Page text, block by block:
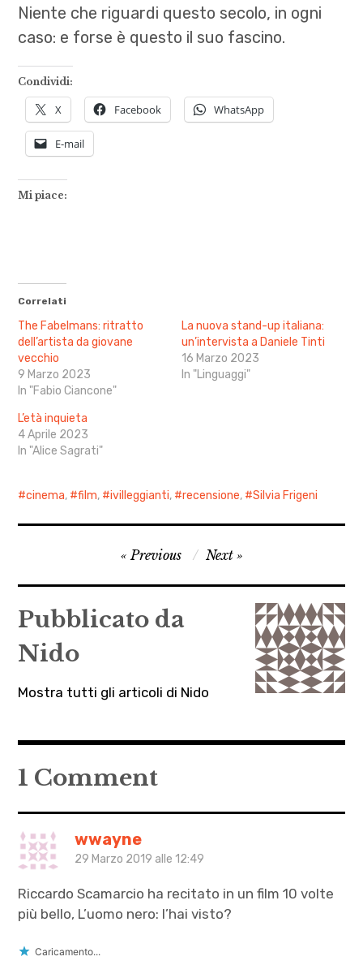
Niente che riguardi questo secolo, in ogni
caso: e forse è questo il suo fascino.
Condividi:
X Facebook WhatsApp
E-mail
Mi piace:
Correlati
The Fabelmans: ritratto
dell’artista da giovane
vecchio
9 Marzo 2023
In "Fabio Ciancone"
La nuova stand-up italiana:
un’intervista a Daniele Tinti
16 Marzo 2023
In "Linguaggi"
L’età inquieta
4 Aprile 2023
In "Alice Sagrati"
cinema, film, ivilleggianti, recensione, Silvia Frigeni
Navigazione
articoli
Previous Next
Pubblicato da
Nido
Mostra tutti gli articoli di Nido
1 Comment
wwayne
29 Marzo 2019 alle 12:49
Riccardo Scamarcio ha recitato in un film 10 volte
più bello, L’uomo nero: l’hai visto?
Caricamento...